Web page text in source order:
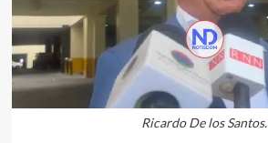
Ricardo De los Santos.